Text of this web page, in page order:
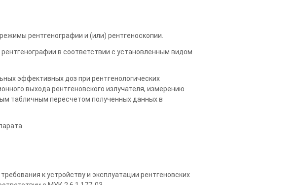
рентгенографии и (или) рентгеноскопии.
в соответствии с установленным видом
эффективных доз при рентгенологических
выхода рентгеновского излучателя, измерению
табличным пересчетом полученных данных в
к устройству и эксплуатации рентгеновских